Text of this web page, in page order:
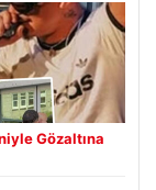
Gözaltına